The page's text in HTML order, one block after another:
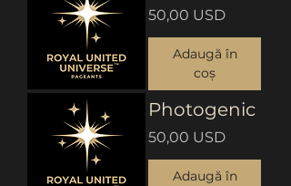
Preț
50,00 USD
Adaugă în
coș
Photogenic
Preț
50,00 USD
Adaugă în